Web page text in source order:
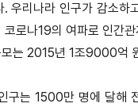
우리나라 인구가 감소
로나19의 여파로 인간
는 2015년 1조9000억
구는 1500만 명에 달해